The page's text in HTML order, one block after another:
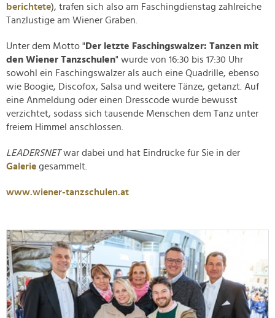
berichtete), trafen sich also am Faschingdienstag zahlreiche
Tanzlustige am Wiener Graben.
Unter dem Motto " Der letzte Faschingswalzer: Tanzen mit
den Wiener Tanzschulen" wurde von 16:30 bis 17:30 Uhr
sowohl ein Faschingswalzer als auch eine Quadrille, ebenso
wie Boogie, Discofox, Salsa und weitere Tänze, getanzt. Auf
eine Anmeldung oder einen Dresscode wurde bewusst
verzichtet, sodass sich tausende Menschen dem Tanz unter
freiem Himmel anschlossen.
LEADERSNETwar dabei und hat Eindrücke für Sie in der
Galerie gesammelt.
www.wiener-tanzschulen.at